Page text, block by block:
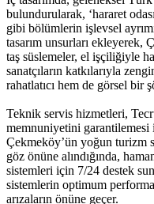
bulundurularak, ‘hararet
gibi bölümlerin işlevsel
tasarım unsurları ekleyerek,
taş süslemeler, el işçiliğiyle
sanatçıların katkılarıyla
rahatlatıcı hem de görsel bir
Teknik servis hizmetleri,
memnuniyetini
Çekmeköy’ün yoğun turizm
göz önüne alındığında,
sistemleri için 7/24 destek
sistemlerin optimum
arızaların önüne geçer.